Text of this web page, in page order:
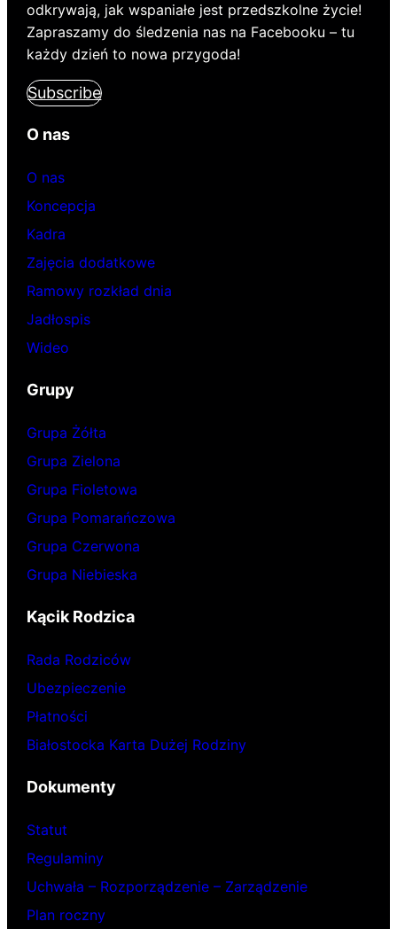
odkrywają, jak wspaniałe jest przedszkolne życie!
Zapraszamy do śledzenia nas na Facebooku – tu
każdy dzień to nowa przygoda!
Subscribe
O nas
O nas
Koncepcja
Kadra
Zajęcia dodatkowe
Ramowy rozkład dnia
Jadłospis
Wideo
Grupy
Grupa Żółta
Grupa Zielona
Grupa Fioletowa
Grupa Pomarańczowa
Grupa Czerwona
Grupa Niebieska
Kącik Rodzica
Rada Rodziców
Ubezpieczenie
Płatności
Białostocka Karta Dużej Rodziny
Dokumenty
Statut
Regulaminy
Uchwała – Rozporządzenie – Zarządzenie
Plan roczny